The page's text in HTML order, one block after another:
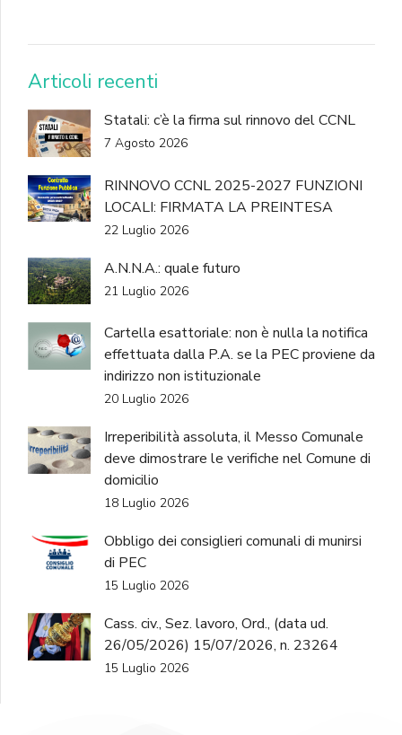
DONA
Articoli recenti
Statali: c’è la firma sul rinnovo del CCNL
7 Agosto 2026
RINNOVO CCNL 2025-2027 FUNZIONI
LOCALI: FIRMATA LA PREINTESA
22 Luglio 2026
A.N.N.A.: quale futuro
21 Luglio 2026
Cartella esattoriale: non è nulla la notifica
effettuata dalla P.A. se la PEC proviene da
indirizzo non istituzionale
20 Luglio 2026
Irreperibilità assoluta, il Messo Comunale
deve dimostrare le verifiche nel Comune di
domicilio
18 Luglio 2026
Obbligo dei consiglieri comunali di munirsi
di PEC
15 Luglio 2026
Cass. civ., Sez. lavoro, Ord., (data ud.
26/05/2026) 15/07/2026, n. 23264
15 Luglio 2026